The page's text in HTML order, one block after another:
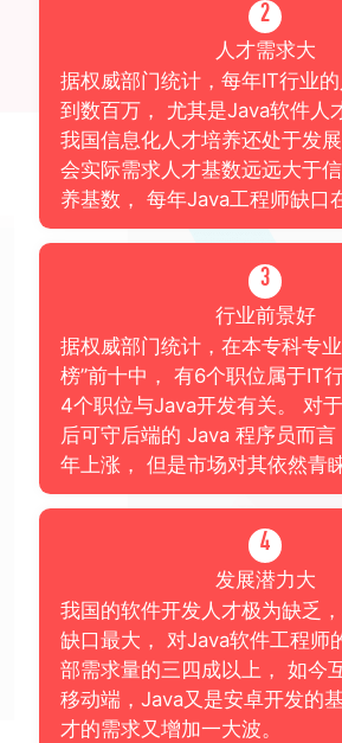
2
人才需求大
据权威部门统计，每年IT行业
到数百万， 尤其是Java软件人
我国信息化人才培养还处于发
会实际需求人才基数远远大于
养基数， 每年Java工程师缺口
3
行业前景好
据权威部门统计，在本专科专
榜”前十中， 有6个职位属于IT
4个职位与Java开发有关。 对
后可守后端的 Java 程序员而
年上涨， 但是市场对其依然青
4
发展潜力大
我国的软件开发人才极为缺乏
缺口最大， 对Java软件工程师
部需求量的三四成以上， 如今
移动端，Java又是安卓开发的
才的需求又增加一大波。